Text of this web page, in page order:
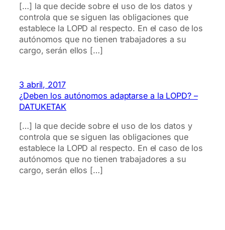
[…] la que decide sobre el uso de los datos y
controla que se siguen las obligaciones que
establece la LOPD al respecto. En el caso de los
autónomos que no tienen trabajadores a su
cargo, serán ellos […]
3 abril, 2017
¿Deben los autónomos adaptarse a la LOPD? –
DATUKETAK
[…] la que decide sobre el uso de los datos y
controla que se siguen las obligaciones que
establece la LOPD al respecto. En el caso de los
autónomos que no tienen trabajadores a su
cargo, serán ellos […]